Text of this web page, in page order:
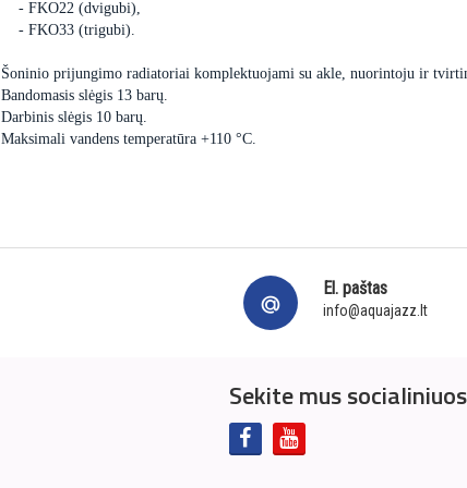
- FKO22 (dvigubi),
- FKO33 (trigubi).
Šoninio prijungimo radiatoriai komplektuojami su akle, nuorintoju ir
Bandomasis slėgis 13 barų.
Darbinis slėgis 10 barų.
Maksimali vandens temperatūra +110 °C.
El. paštas
info@aquajazz.lt
Sekite mus